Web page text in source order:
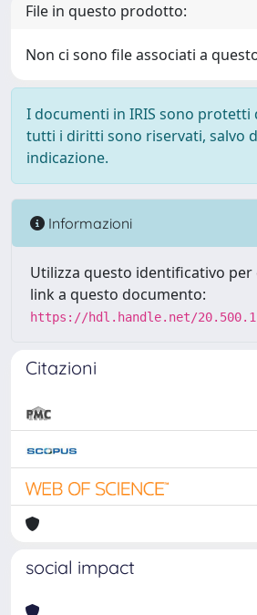
File in questo prodotto:
Non ci sono file associati a
I documenti in IRIS sono protetti
tutti i diritti sono riservati, salvo
indicazione.
Informazioni
Utilizza questo identificativo
link a questo documento:
https://hdl.handle.net/
Citazioni
social impact